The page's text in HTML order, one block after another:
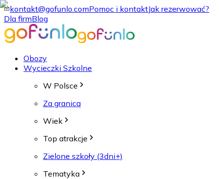
kontakt@gofunlo.comPomoc i kontaktJak rezerwować?
Dla firmBlog
Obozy
Wycieczki Szkolne
W Polsce
Za granicą
Wiek
Top atrakcje
Zielone szkoły (3dni+)
Tematyka